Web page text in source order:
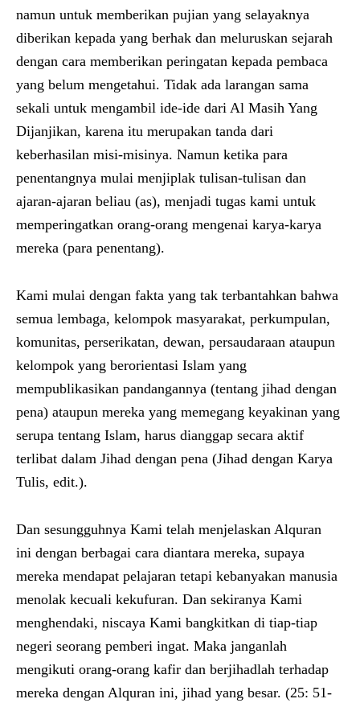
namun untuk memberikan pujian yang selayaknya
diberikan kepada yang berhak dan meluruskan sejarah
dengan cara memberikan peringatan kepada pembaca
yang belum mengetahui. Tidak ada larangan sama
sekali untuk mengambil ide-ide dari Al Masih Yang
Dijanjikan, karena itu merupakan tanda dari
keberhasilan misi-misinya. Namun ketika para
penentangnya mulai menjiplak tulisan-tulisan dan
ajaran-ajaran beliau (as), menjadi tugas kami untuk
memperingatkan orang-orang mengenai karya-karya
mereka (para penentang).
Kami mulai dengan fakta yang tak terbantahkan bahwa
semua lembaga, kelompok masyarakat, perkumpulan,
komunitas, perserikatan, dewan, persaudaraan ataupun
kelompok yang berorientasi Islam yang
mempublikasikan pandangannya (tentang jihad dengan
pena) ataupun mereka yang memegang keyakinan yang
serupa tentang Islam, harus dianggap secara aktif
terlibat dalam Jihad dengan pena (Jihad dengan Karya
Tulis, edit.).
Dan sesungguhnya Kami telah menjelaskan Alquran
ini dengan berbagai cara diantara mereka, supaya
mereka mendapat pelajaran tetapi kebanyakan manusia
menolak kecuali kekufuran. Dan sekiranya Kami
menghendaki, niscaya Kami bangkitkan di tiap-tiap
negeri seorang pemberi ingat. Maka janganlah
mengikuti orang-orang kafir dan berjihadlah terhadap
mereka dengan Alquran ini, jihad yang besar. (25: 51-